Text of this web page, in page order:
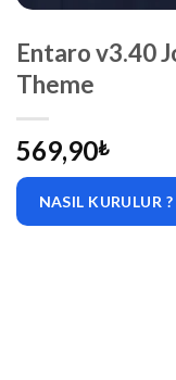
Entaro v3.40
Theme
569,90₺
NASIL KURULUR ?